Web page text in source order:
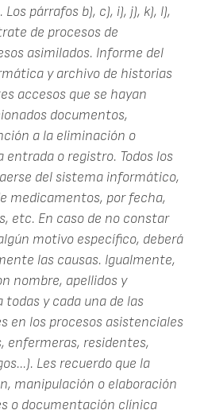
Los párrafos b), c), i), j), k), I),
de procesos de
asimilados. Informe del
y archivo de historias
accesos que se hayan
documentos,
a la eliminación o
entrada o registro. Todos los
del sistema informático,
medicamentos, por fecha,
etc. En caso de no constar
motivo específico, deberá
las causas. Igualmente,
nombre, apellidos y
y cada una de las
en los procesos asistenciales
enfermeras, residentes,
Les recuerdo que la
manipulación o elaboración
o documentación clínica